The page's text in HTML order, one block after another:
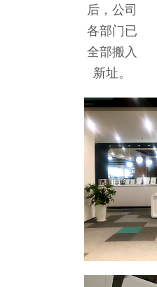
后，公司
各部门已
全部搬入
新址。